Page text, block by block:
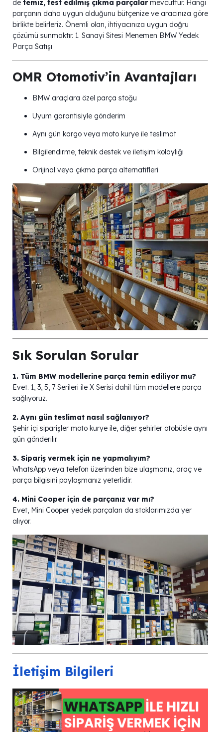
de temiz, test edilmiş çıkma parçalarmevcuttur. Hangi
parçanın daha uygun olduğunu bütçenize ve aracınıza göre
birlikte belirleriz. Önemli olan, ihtiyacınıza uygun doğru
çözümü sunmaktır. 1. Sanayi Sitesi Menemen BMW Yedek
Parça Satışı
OMR Otomotiv’in Avantajları
BMW araçlara özel parça stoğu
Uyum garantisiyle gönderim
Aynı gün kargo veya moto kurye ile teslimat
Bilgilendirme, teknik destek ve iletişim kolaylığı
Orijinal veya çıkma parça alternatifleri
Sık Sorulan Sorular
1. Tüm BMW modellerine parça temin ediliyor mu?
Evet. 1, 3, 5, 7 Serileri ile X Serisi dahil tüm modellere parça
sağlıyoruz.
2. Aynı gün teslimat nasıl sağlanıyor?
Şehir içi siparişler moto kurye ile, diğer şehirler otobüsle aynı
gün gönderilir.
3. Sipariş vermek için ne yapmalıyım?
WhatsApp veya telefon üzerinden bize ulaşmanız, araç ve
parça bilgisini paylaşmanız yeterlidir.
4. Mini Cooper için de parçanız var mı?
Evet, Mini Cooper yedek parçaları da stoklarımızda yer
alıyor.
İletişim Bilgileri